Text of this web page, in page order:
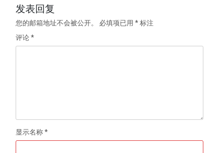
发表回复
您的邮箱地址不会被公开。 必填项已用*标注
评论*
显示名称*